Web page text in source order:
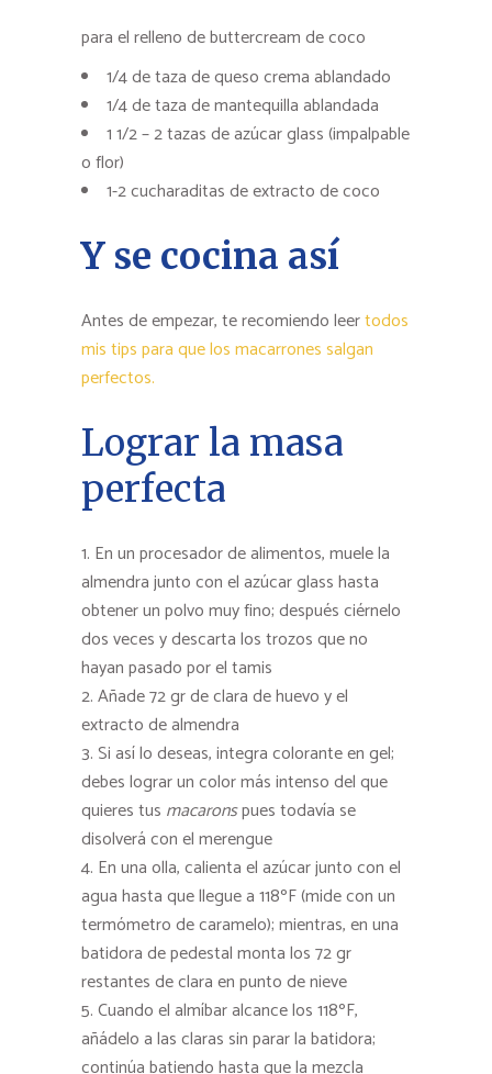
para el relleno de buttercream de coco
1/4 de taza de queso crema ablandado
1/4 de taza de mantequilla ablandada
1 1/2 – 2 tazas de azúcar glass (impalpable
o flor)
1-2 cucharaditas de extracto de coco
Y se cocina así
Antes de empezar, te recomiendo leertodos
mis tips para que los macarrones salgan
perfectos.
Lograr la masa
perfecta
En un procesador de alimentos, muele la
almendra junto con el azúcar glass hasta
obtener un polvo muy fino; después ciérnelo
dos veces y descarta los trozos que no
hayan pasado por el tamis
Añade 72 gr de clara de huevo y el
extracto de almendra
Si así lo deseas, integra colorante en gel;
debes lograr un color más intenso del que
quieres tus macaronspues todavía se
disolverá con el merengue
En una olla, calienta el azúcar junto con el
agua hasta que llegue a 118ºF (mide con un
termómetro de caramelo); mientras, en una
batidora de pedestal monta los 72 gr
restantes de clara en punto de nieve
Cuando el almíbar alcance los 118ºF,
añádelo a las claras sin parar la batidora;
continúa batiendo hasta que la mezcla